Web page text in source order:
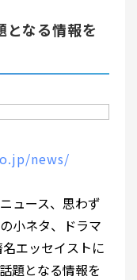
となる情報を
news/
ュース、思わず
小ネタ、ドラマ
エッセイストに
題となる情報を